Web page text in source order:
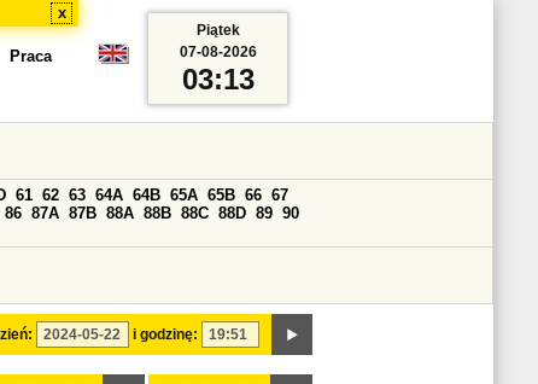
x
Praca
i godzinę:
61 62 63 64A 64B 65A 65B 66 67
86 87A 87B 88A 88B 88C 88D 89 90
Piątek
07-08-2026
03:13